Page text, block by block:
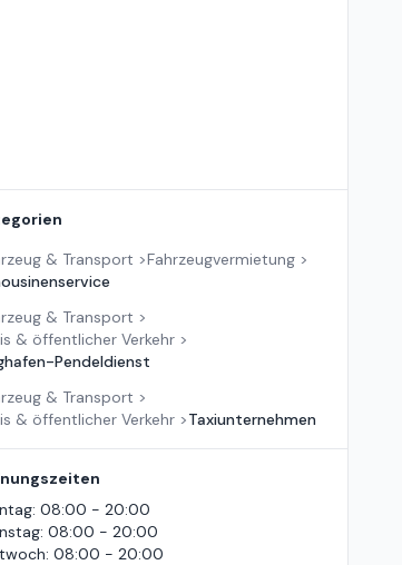
& Transport >Fahrzeugvermietung >
& Transport >
& öffentlicher Verkehr >
Pendeldienst
& Transport >
& öffentlicher Verkehr >Taxiunternehmen
: 08:00 - 20:00
: 08:00 - 20:00
: 08:00 - 20:00